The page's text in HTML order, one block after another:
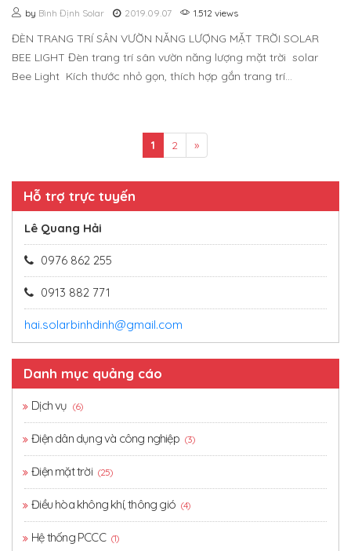
by Bình Định Solar 2019.09.07 1.512 views
ĐÈN TRANG TRÍ SÂN VƯỜN NĂNG LƯỢNG MẶT TRỜI SOLAR
BEE LIGHT Đèn trang trí sân vườn năng lượng mặt trời solar
Bee Light Kích thước nhỏ gọn, thích hợp gắn trang trí...
1 2 »
Hỗ trợ trực tuyến
Lê Quang Hải
0976 862 255
0913 882 771
hai.solarbinhdinh@gmail.com
Danh mục quảng cáo
Dịch vụ (6)
Điện dân dụng và công nghiệp (3)
Điện mặt trời (25)
Điều hòa không khí, thông gió (4)
Hệ thống PCCC (1)